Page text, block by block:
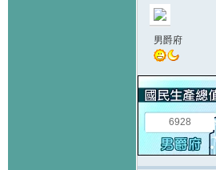
男爵府
6928